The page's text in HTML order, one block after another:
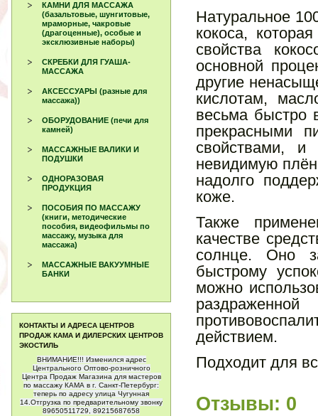
КАМНИ ДЛЯ МАССАЖА
(базальтовые, шунгитовые,
мраморные, чакровые
(драгоценные), особые и
эксклюзивные наборы)
СКРЕБКИ ДЛЯ ГУАША-
МАССАЖА
АКСЕССУАРЫ (разные для
массажа))
ОБОРУДОВАНИЕ (печи для
камней)
МАССАЖНЫЕ ВАЛИКИ И
ПОДУШКИ
ОДНОРАЗОВАЯ
ПРОДУКЦИЯ
ПОСОБИЯ ПО МАССАЖУ
(книги, методические
пособия, видеофильмы по
массажу, музыка для
массажа)
МАССАЖНЫЕ ВАКУУМНЫЕ
БАНКИ
КОНТАКТЫ И АДРЕСА ЦЕНТРОВ
ПРОДАЖ КАМА И ДИЛЕРСКИХ ЦЕНТРОВ
ЭКОСТИЛЬ
ВНИМАНИЕ!!! Изменился адрес
Центрального Оптово-розничного
Центра Продаж Магазина для мастеров
по массажу КАМА в г. Санкт-Петербург:
теперь по адресу улица Чугунная
14.Отгрузка по предварительному звонку
89650511729, 89215687658
Натуральное
кокоса,
свойства
основной
другие
кислотам,
весьма быстро
прекрасными
свойствами, и
невидимую
надолго
коже.
Также
качестве
солнце. Оно
быстрому
можно
действием.
Подходит для
Отзывы: 0